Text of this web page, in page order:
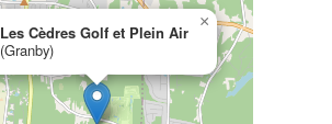
Les Cèdres Golf et Plein Air
(Granby)
×